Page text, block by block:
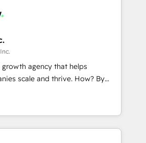
Elixir is located in
sales and service
renowned for our business
(re-)design experience and a
with complex solutions like SAP,
company also has
growth agency that helps
and thrive. How? By
every single revenue-
business. We’re proud
Partners and devout CRM
HubSpot’s custom digital